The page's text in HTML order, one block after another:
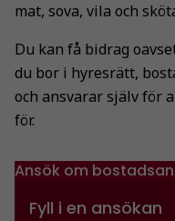
mat, sova, vila och
Du kan få bidrag
du bor i hyresrätt,
och ansvarar själv för
för.
Ansök om
Fyll i en ansökan